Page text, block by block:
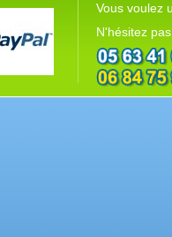
Vous voulez
N'hésitez